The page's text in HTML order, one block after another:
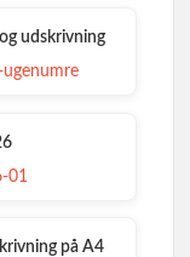
udskrivning
på A4